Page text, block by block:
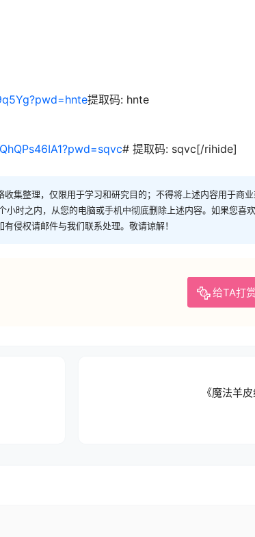
提取码: hnte
# 提取码: sqvc[/rihide]
集整理，仅限用于学习和研究目的；不得将上述内容用于商
时之内，从您的电脑或手机中彻底删除上述内容。如果您喜
侵权请邮件与我们联系处理。敬请谅解！
给TA打赏
《魔法羊